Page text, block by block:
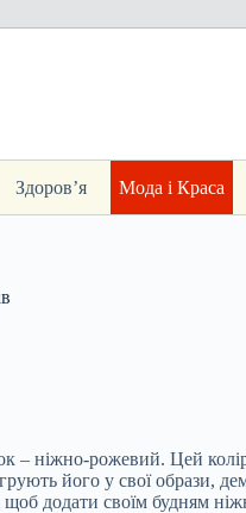
Здоров’я Мода і Краса
– ніжно-рожевий. Цей
його у свої образи,
додати своїм будням